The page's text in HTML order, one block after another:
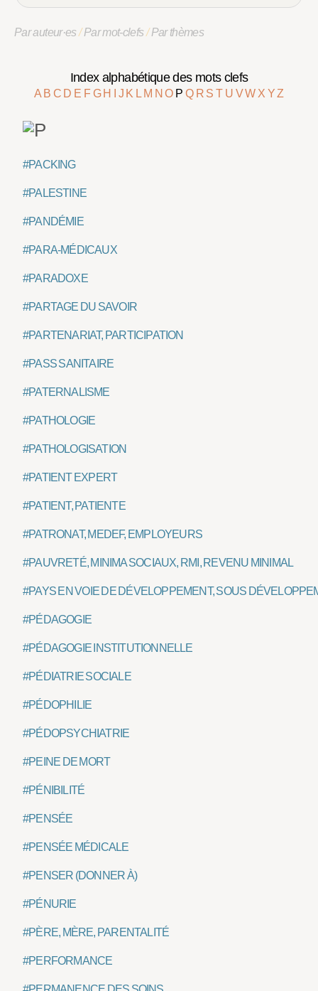
Par auteur·es/Par mot-clefs/Par thèmes
Index alphabétique des mots clefs
A B C D E F G H J K L M NO P Q R ST U VW X YZ
#PACKING
#PALESTINE
#PANDÉMIE
#PARA-MÉDICAUX
#PARADOXE
#PARTAGE DU SAVOIR
#PARTENARIAT, PARTICIPATION
#PASS SANITAIRE
#PATERNALISME
#PATHOLOGIE
#PATHOLOGISATION
#PATIENT EXPERT
#PATIENT, PATIENTE
#PATRONAT, MEDEF, EMPLOYEURS
#PAUVRETÉ, MINIMA SOCIAUX, RMI, REVENU MINIMAL
#PAYS EN VOIE DE DÉVELOPPEMENT, SOUS
#PÉDAGOGIE
#PÉDAGOGIE INSTITUTIONNELLE
#PÉDIATRIE SOCIALE
#PÉDOPHILIE
#PÉDOPSYCHIATRIE
#PEINE DE MORT
#PÉNIBILITÉ
#PENSÉE
#PENSÉE MÉDICALE
#PENSER (DONNER À)
#PÉNURIE
#PÈRE, MÈRE, PARENTALITÉ
#PERFORMANCE